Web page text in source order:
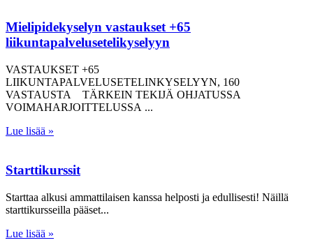
Mielipidekyselyn vastaukset +65
liikuntapalvelusetelikyselyyn
VASTAUKSET +65
LIIKUNTAPALVELUSETELINKYSELYYN, 160
VASTAUSTA TÄRKEIN TEKIJÄ OHJATUSSA
VOIMAHARJOITTELUSSA
Lue lisää »
Starttikurssit
Starttaa alkusi ammattilaisen kanssa helposti ja edullisesti! Näillä
starttikursseilla pääset
Lue lisää »